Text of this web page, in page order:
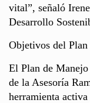
vital”, señaló
Desarrollo
Objetivos del
El Plan de
de la Asesoría
herramienta